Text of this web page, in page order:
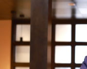
ア
ク
コ